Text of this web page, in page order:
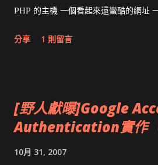
PHP 的主機 一個看起來還蠻酷的網址
考慮去租一般的虛擬主機， 通常可以
料？）， 請打開你的 phpmyadmin ，
phpmyadmin執行。 注意：如果你是用
直接創造一個資料庫，再把上述SQL指
分享 1 則留言
[野人獻曝]Google
Authentication實作（
10月 31, 2007